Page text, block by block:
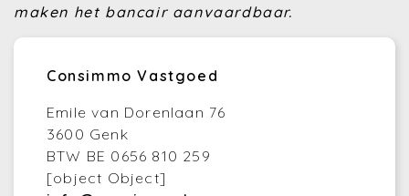
maken het bancair aanvaardbaar.
Consimmo Vastgoed
Emile van Dorenlaan 76
3600 Genk
BTW BE 0656 810 259
[object Object]